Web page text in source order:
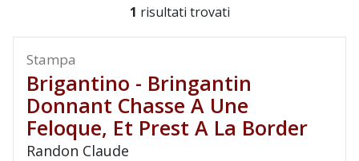
1 risultati trovati
Stampa
Brigantino - Bringantin
Donnant Chasse A Une
Feloque, Et Prest A La Border
Randon Claude